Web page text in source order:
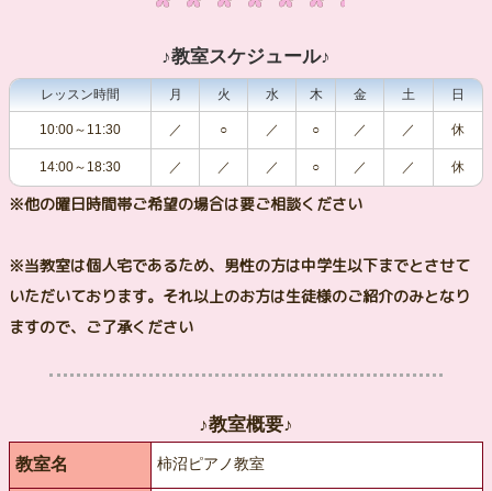
♪教室スケジュール♪
レッスン時間 月 火 水 木 金 土 日
10:00～11:30 ／ ○ ／ ○ ／ ／ 休
14:00～18:30 ／ ／ ／ ○ ／ ／ 休
※他の曜日時間帯ご希望の場合は要ご相談ください
※当教室は個人宅であるため、男性の方は中学生以下までとさせて
いただいております。それ以上のお方は生徒様のご紹介のみとなり
ますので、ご了承ください
♪教室概要♪
教室名 柿沼ピアノ教室